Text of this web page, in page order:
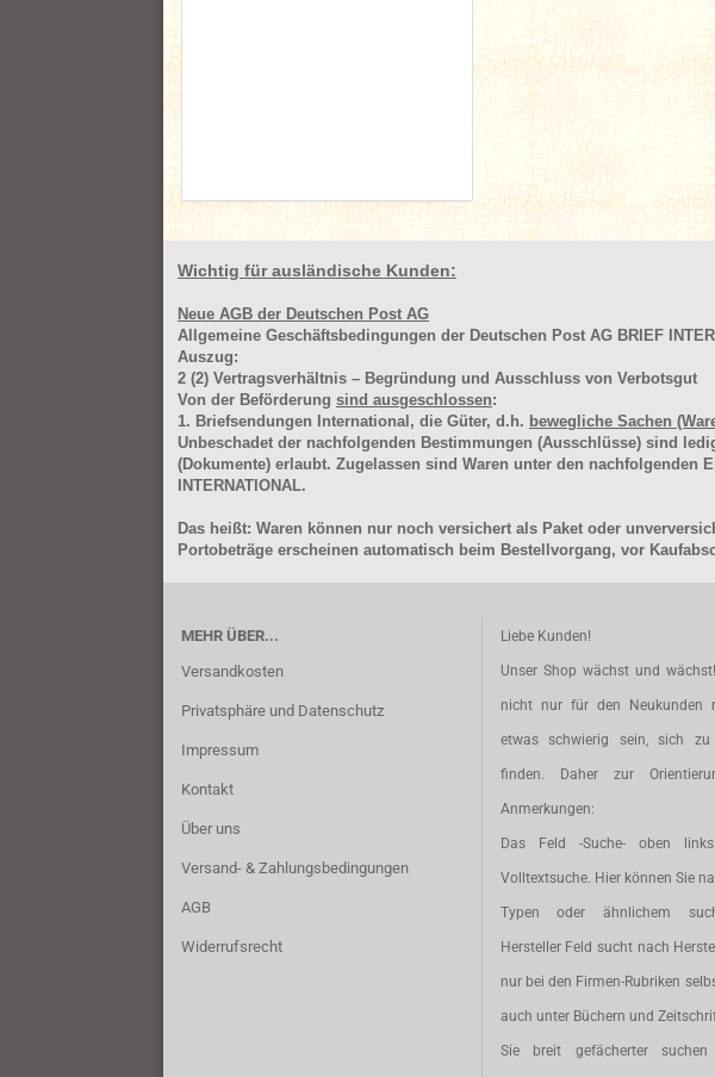
Wichtig für ausländische Kunden:
Neue AGB der Deutschen Post AG
Allgemeine Geschäftsbedingungen der Deutschen Post AG BRIEF
Auszug:
2 (2) Vertragsverhältnis – Begründung und Ausschluss von Verbotsgut
Von der Beförderung sind ausgeschlossen:
1. Briefsendungen International, die Güter, d.h. bewegliche Sachen
Unbeschadet der nachfolgenden Bestimmungen (Ausschlüsse) sind
(Dokumente) erlaubt. Zugelassen sind Waren unter den nachfolgenden
INTERNATIONAL.
Das heißt: Waren können nur noch versichert als Paket oder
Portobeträge erscheinen automatisch beim Bestellvorgang, vor
MEHR ÜBER...
Versandkosten
Privatsphäre und Datenschutz
Impressum
Kontakt
Über uns
Versand- & Zahlungsbedingungen
AGB
Widerrufsrecht
Liebe Kunden!
Unser Shop wächst und
nicht nur für den Neukunden
etwas schwierig sein, sich
finden. Daher zur
Anmerkungen:
Das Feld -Suche- oben
Volltextsuche. Hier können Sie
Typen oder ähnlichem
Hersteller Feld sucht nach
nur bei den Firmen-Rubriken
auch unter Büchern und
Sie breit gefächerter suchen